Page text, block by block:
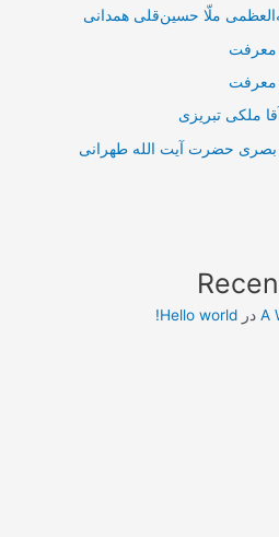
ملّا حسین‌قلی همدانی
معرفت
معرفت
ملکی تبریزی
بصری حضرت آیت الله طهرانی
A درHello world!